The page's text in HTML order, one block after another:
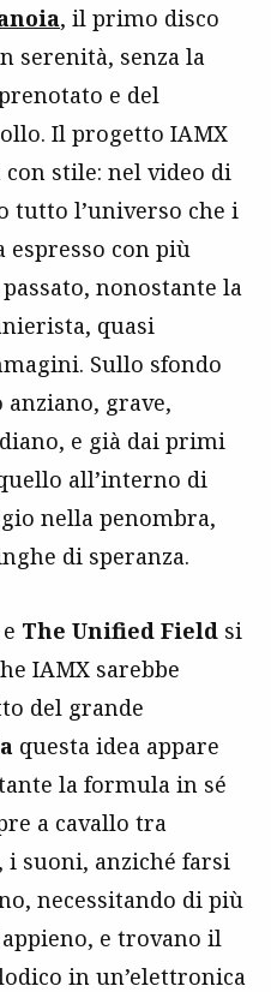
, il primo disco
serenità, senza la
e del
Il progetto IAMX
stile: nel video di
tutto l’universo che i
espresso con più
nonostante la
quasi
Sullo sfondo
grave,
e già dai primi
all’interno di
nella penombra,
di speranza.
e The Unified Field si
IAMX sarebbe
del grande
questa idea appare
la formula in sé
a cavallo tra
i suoni, anziché farsi
necessitando di più
e trovano il
in un’elettronica